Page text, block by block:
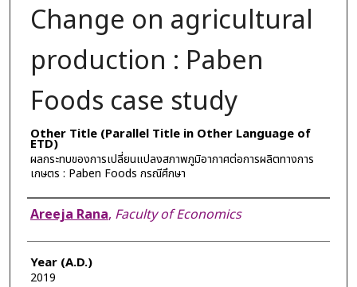
Change on agricultural
production : Paben
Foods case study
Other Title (Parallel Title in Other Language of
ETD)
ผลกระทบของการเปลี่ยนแปลงสภาพภูมิอากาศต่อการผลิตทางการ
เกษตร : Paben Foods กรณีศึกษา
Author
Areeja Rana, Faculty of Economics
Year (A.D.)
2019